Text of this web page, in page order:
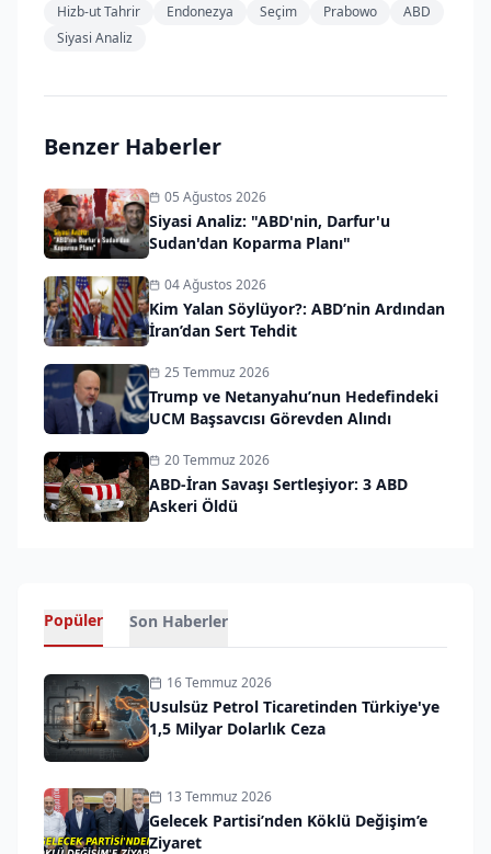
Hizb-ut Tahrir Endonezya Seçim Prabowo
ABD
Siyasi Analiz
Benzer Haberler
05 Ağustos 2026
Siyasi Analiz: "ABD'nin, Darfur'u
Sudan'dan Koparma Planı"
04 Ağustos 2026
Kim Yalan Söylüyor?: ABD’nin Ardından
İran’dan Sert Tehdit
25 Temmuz 2026
Trump ve Netanyahu’nun Hedefindeki
UCM Başsavcısı Görevden Alındı
20 Temmuz 2026
ABD-İran Savaşı Sertleşiyor: 3 ABD
Askeri Öldü
Popüler Son Haberler
16 Temmuz 2026
Usulsüz Petrol Ticaretinden Türkiye'ye
1,5 Milyar Dolarlık Ceza
13 Temmuz 2026
Gelecek Partisi’nden Köklü Değişim’e
Ziyaret